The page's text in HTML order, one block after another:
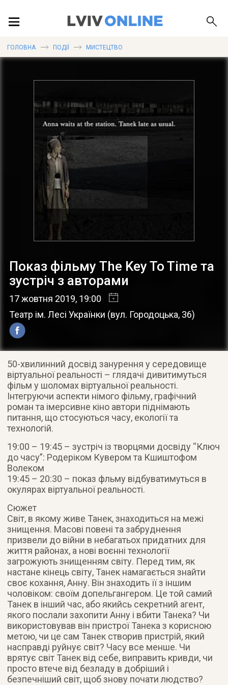
ПУБЛІКАЦІЇ
ДОВІДКА
ГОЛОВНА ПОДІЇ МИСТЕЦТВО
Показ фільму The Key To Time та
зустріч з авторами
17 жовтня 2019, 19:00
Театр ім. Лесі Українки (вул. Городоцька, 36)
50-хвилинний досвід занурення у середовище
віртуальної реальності – глядачі дивитимуться
фільм у шоломах віртуальної реальності.
Інтегруючи аспекти німого фільму, графічний
роман та імерсивне кіно автори піднімають
питання, що стосуються часу, екології та
технологій.
19:00 – 19:45 – зустріч із творцями досвіду “Ключ
до часу”: Родеріком Кувером та Кшиштофом
Волеком
19:45 – 20:30 – показ фльму відбуватимуться в
окулярах віртуальної реальності.
Сюжет
Світ, в якому живе Танек, знаходиться на межі
знищення. Масові повені та забруднення
призвели до війни в небагатьох придатних для
життя районах, а нові воєнні технології
загрожують знищенням світу. Перед тим, як
настане кінець світу, Танек намагається знайти
своє кохання, Анну. Він знаходить її з іншим
чоловіком: своїм допельгангером. Це той самий
Танек в інший час, або якийсь секретний агент,
якого послали захопити Анну і вбити Танека? Чи
використовував він пристрої Танека з корисною
метою, чи це сам Танек створив пристрій, який
насправді руйнує світ? Часу все менше. Чи
врятує світ Танек від себе, виправить кривди, чи
просто втече від безладу в добріший і
безпечніший світ, щоб знову почати людство?